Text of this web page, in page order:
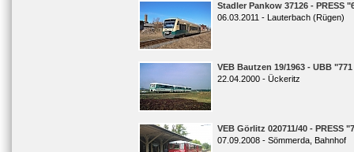
Stadler Pankow 37126 - PRESS
06.03.2011 - Lauterbach (Rügen)
VEB Bautzen 19/1963 - UBB
22.04.2000 - Ückeritz
VEB Görlitz 020711/40 - PRESS
07.09.2008 - Sömmerda, Bahnhof